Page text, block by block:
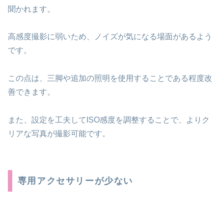
聞かれます。
高感度撮影に弱いため、ノイズが気になる場面があるよう
です。
この点は、三脚や追加の照明を使用することである程度改
善できます。
また、設定を工夫してISO感度を調整することで、よりク
リアな写真が撮影可能です。
専用アクセサリーが少ない